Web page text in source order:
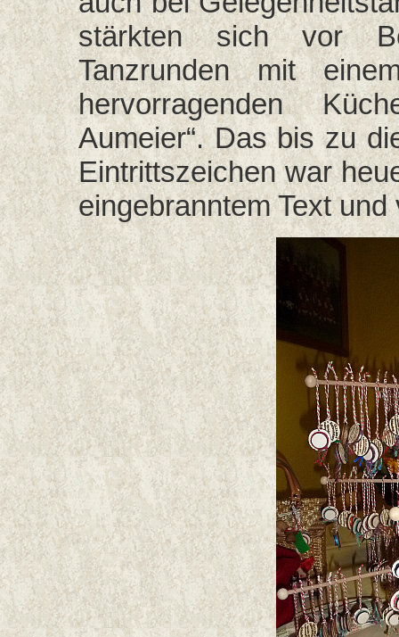
stärkten sich vor
Tanzrunden mit
hervorragenden
Aumeier“. Das bis zu
Eintrittszeichen war
eingebranntem Text